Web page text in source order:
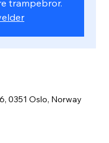
trampebror.
0351 Oslo, Norway